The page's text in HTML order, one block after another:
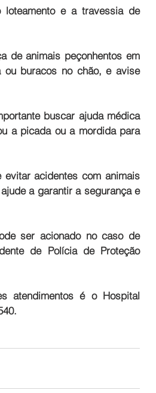
e a travessia de
de animais peçonhentos em
ou buracos no chão, e avise
buscar ajuda médica
a picada ou a mordida para
acidentes com animais
a garantir a segurança e
ser acionado no caso de
de Polícia de Proteção
atendimentos é o Hospital